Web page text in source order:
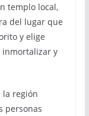
templo local,
del lugar que
y elige
y
la región
personas